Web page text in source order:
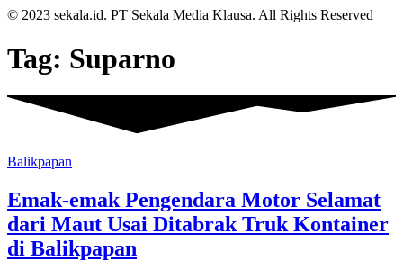
© 2023 sekala.id. PT Sekala Media Klausa. All Rights Reserved
Tag: Suparno
Balikpapan
Emak-emak Pengendara Motor Selamat
dari Maut Usai Ditabrak Truk Kontainer
di Balikpapan